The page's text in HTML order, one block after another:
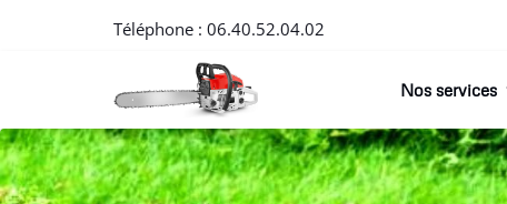
Téléphone : 06.40.52.04.02
Nos services